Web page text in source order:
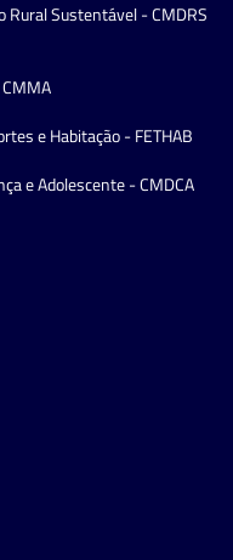
Sustentável - CMDRS
e Habitação - FETHAB
e Adolescente - CMDCA